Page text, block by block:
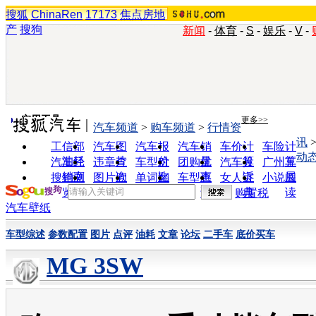
搜狐 ChinaRen 17173 焦点房地
产 搜狗 新闻 - 体育 - S - 娱乐 - V -
实用工具 更多>>
工信部
油耗
汽车图
片
汽车报
价
汽车销
量
车价计
算
车险计
算
汽车经
销商
违章查
询
车型对
比
团购优
惠
汽车投
诉
广州车
展
搜狗浏
览器
图片欣
赏
单词翻
车型查
询
女人宝
典
小说阅
读
汽车频道 > 购车频道 > 行情资
讯
动
购置税
汽车壁纸
车型综述 参数配置 图片 点评 油耗 文章 论坛 二手车 底价买车
MG 3SW